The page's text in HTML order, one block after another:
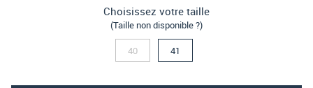
Choisissez votre taille
(Taille non disponible ?)
40 41